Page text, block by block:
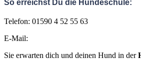
So erreichst Du die Hundeschule:
Telefon: 01590 4 52 55 63
E-Mail:
Sie erwarten dich und deinen Hund in der